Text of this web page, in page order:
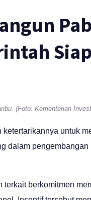
(Foto: Kementerian
ketertarikannya untuk
dalam
berkomitmen